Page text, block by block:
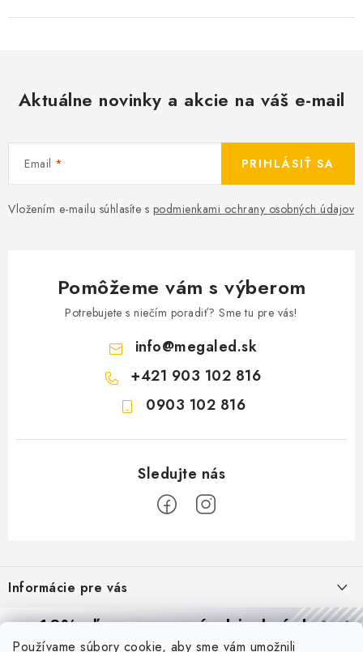
Používame súbory cookie, aby sme vám umožnili
Aktuálne novinky a akcie na váš e-mail
Email
Vložením e-mailu súhlasíte s podmienkami ochrany osobných údajov
PRIHLÁSIŤ SA
Pomôžeme vám s výberom
Potrebujete s niečím poradiť? Sme tu pre vás!
info@megaled.sk
+421 903 102 816
0903 102 816
p
ä
Informácie pre vás
Reklamácie a formulár na odstúpenie od zmluvy
10% zľavana prvú objednávku